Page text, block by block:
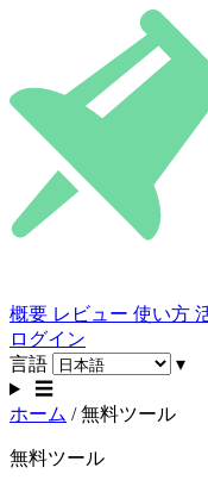
概要 レビュー 使い方
ログイン
言語
▾
☰
ホーム / 無料ツール
無料ツール